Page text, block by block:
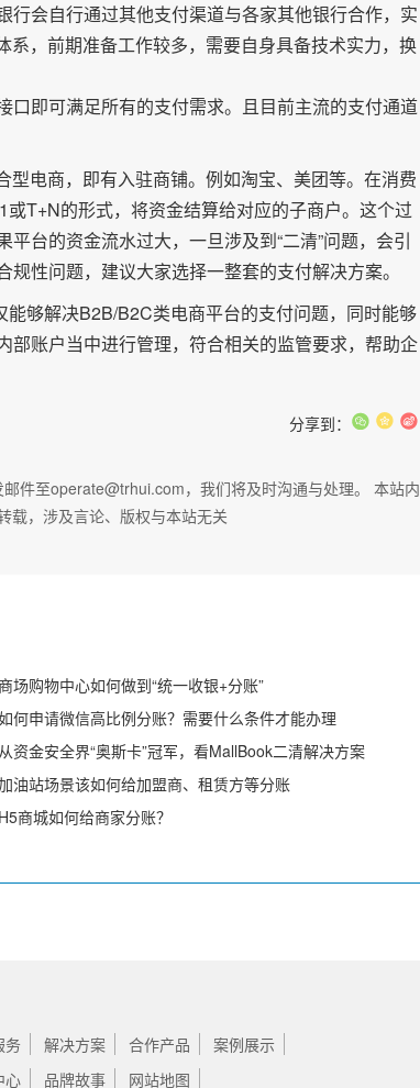
会自行通过其他支付渠道与各家其他银行合作，实
，前期准备工作较多，需要自身具备技术实力，换
即可满足所有的支付需求。且目前主流的支付通道
电商，即有入驻商铺。例如淘宝、美团等。在消费
T+N的形式，将资金结算给对应的子商户。这个过
台的资金流水过大，一旦涉及到“二清”问题，会引
性问题，建议大家选择一整套的支付解决方案。
能够解决B2B/B2C类电商平台的支付问题，同时能够
账户当中进行管理，符合相关的监管要求，帮助企
分享到：
件至operate@trhui.com，我们将及时沟通与处理。 本站内
载，涉及言论、版权与本站无关
场购物中心如何做到“统一收银+分账”
何申请微信高比例分账？需要什么条件才能办理
从资金安全界“奥斯卡”冠军，看MallBook二清解决方案
油站场景该如何给加盟商、租赁方等分账
H5商城如何给商家分账？
务 解决方案 合作产品
案例展示
心
品牌故事 网站地图